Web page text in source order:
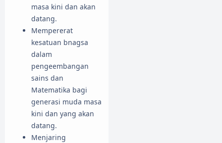
masa kini dan akan
datang.
Mempererat
kesatuan bnagsa
dalam
pengeembangan
sains dan
Matematika bagi
generasi muda masa
kini dan yang akan
datang.
Menjaring